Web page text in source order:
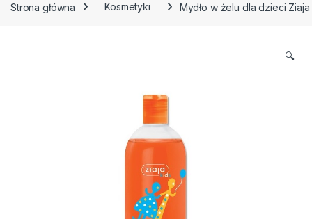
Strona główna Kosmetyki Mydło w żelu dla dzieci
🔍